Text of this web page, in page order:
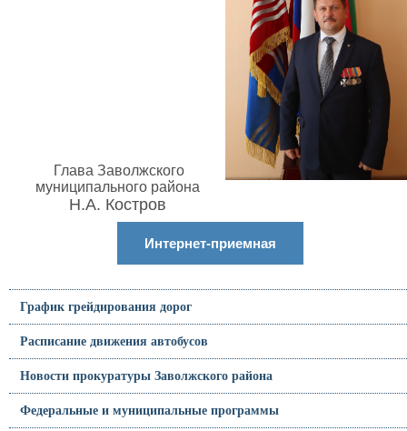
Глава Заволжского
муниципального района
Н.А. Костров
Интернет-приемная
График грейдирования дорог
Расписание движения автобусов
Новости прокуратуры Заволжского района
Федеральные и муниципальные программы